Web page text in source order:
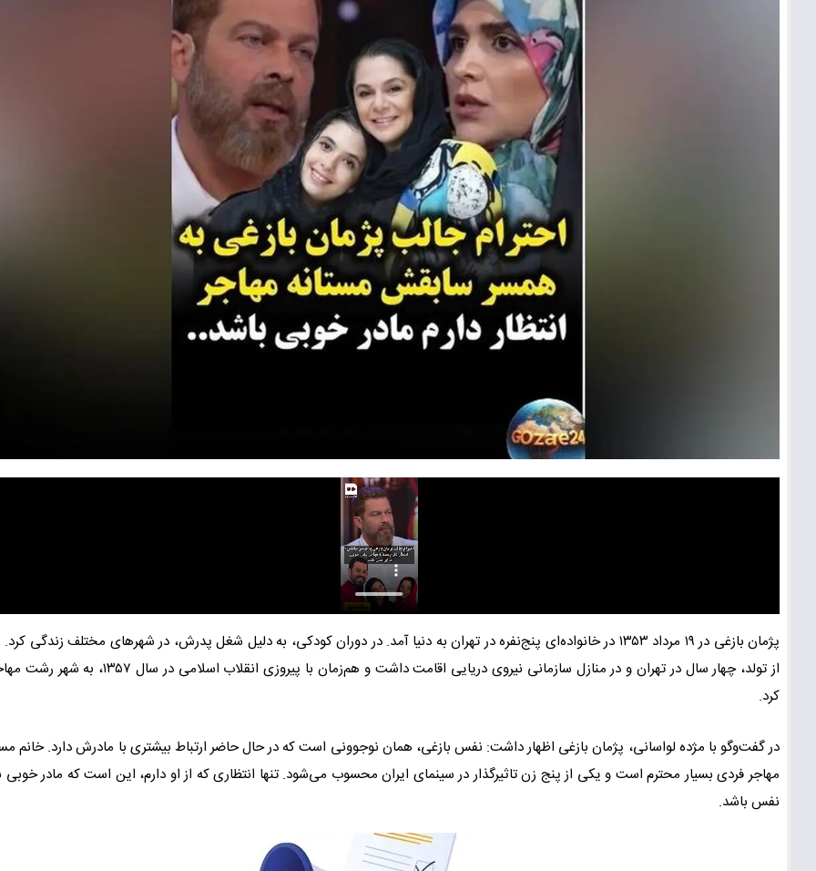
پژمان بازغی در ۱۹ مرداد ۱۳۵۳ در خانواده‌ای پنج‌نفره در تهران به دنیا آمد. در دوران کودکی، به دلیل شغل پدرش، در شهرهای مختلف زندگی
از تولد، چهار سال در تهران و در منازل سازمانی نیروی دریایی اقامت داشت و هم‌زمان با پیروزی انقلاب اسلامی در
کرد.
در گفت‌وگو با مژده لواسانی، پژمان بازغی اظهار داشت: نفس بازغی، همان نوجوونی است که در حال حاضر ارتباط بیشتری با مادرش دارد. خانم
مهاجر فردی بسیار محترم است و یکی از پنج زن تاثیرگذار در سینمای ایران محسوب می‌شود. تنها انتظاری که از او دارم، این است که مادر خوبی
نفس باشد.